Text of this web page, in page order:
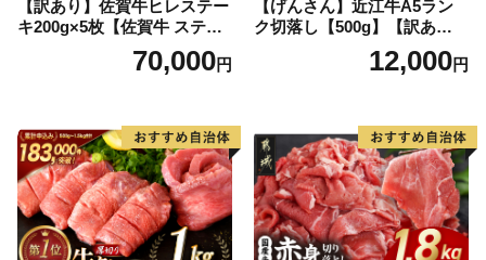
【訳あり】佐賀牛ヒレステー
キ200g×5枚【佐賀牛 ステー
キ ブランド肉 ヒレ肉 フィレ
肉 ジューシー ヘルシー】(H0
70,000円
【げんさん】近江牛A5ラン
ク切落し【500g】【訳あり】
12,000円